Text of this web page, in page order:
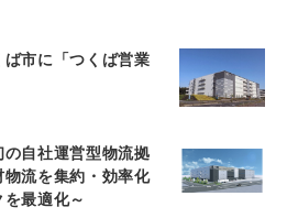
市に「つくば営業
自社運営型物流拠
流を集約・効率化
最適化～